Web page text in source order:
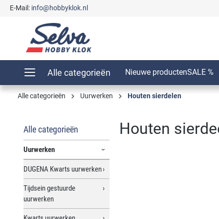
Ga naar de hoofdnavigatie
E-Mail: info@hobbyklok.nl
Alle categorieën Nieuwe productenSALE %
Alle categorieën Uurwerken Houten sierdelen
Alle categorieën
Uurwerken
DUGENA Kwarts uurwerken
Tijdsein gestuurde
uurwerken
Houten